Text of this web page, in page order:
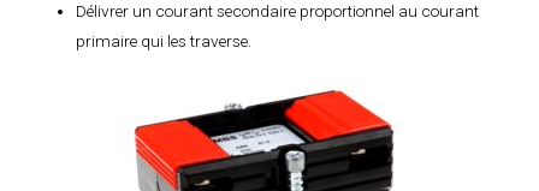
Délivrer un courant secondaire proportionnel au courant
primaire qui les traverse.